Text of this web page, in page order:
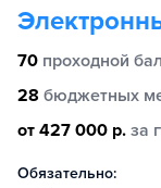
70 проходной
28 бюджетных
от 427 000 р. за
Обязательно: